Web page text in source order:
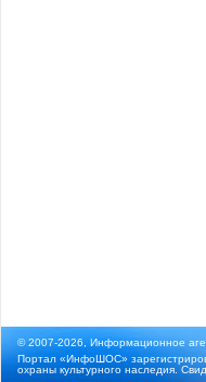
© 2007-2026, Информационное
Портал «ИнфоШОС»
охраны культурного наследия.